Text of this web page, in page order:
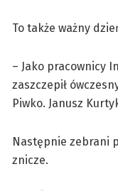
To także ważny
– Jako pracownicy
zaszczepił
Piwko. Janusz
Następnie zebrani
znicze.